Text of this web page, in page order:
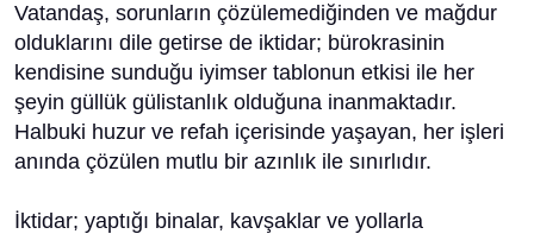
Vatandaş, sorunların çözülemediğinden ve mağdur
olduklarını dile getirse de iktidar; bürokrasinin
kendisine sunduğu iyimser tablonun etkisi ile her
şeyin güllük gülistanlık olduğuna inanmaktadır.
Halbuki huzur ve refah içerisinde yaşayan, her işleri
anında çözülen mutlu bir azınlık ile sınırlıdır.
İktidar; yaptığı binalar, kavşaklar ve yollarla